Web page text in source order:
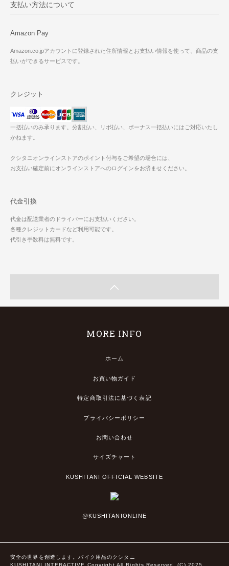
支払い方法について
Amazon Pay
Amazon.co.jpアカウントに登録された住所情報とお支払い情報を使って、商品の支
払いができるサービスです。
クレジット
一括払いのみ承ります。分割払い、リボ払い、ボーナス一括払いにはご対応いたし
かねます。
クシタニオンラインストアのポイント付与をご希望の場合には、
お支払い確定前にオンラインストアへのログインをお済ませください。
代金引換
代金は配送業者のドライバーにお支払いください。
各種クレジットカードなど利用可能です。
代引き手数料は無料です。
MORE INFO
ホーム
お買い物ガイド
特定商取引法に基づく表記
プライバシーポリシー
お問い合わせ
サイズチャート
KUSHITANI OFFICIAL WEBSITE
@KUSHITANIONLINE
安全の世界を創造します。バイク用品のクシタニ
KUSHITANI INTERACTIVE Copyright All Rights Reserved. (C) 2025